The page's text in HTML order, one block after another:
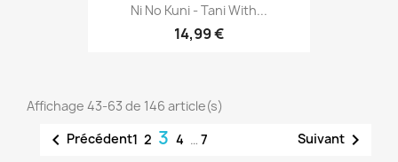
Ni No Kuni - Tani With...
14,99 €
Affichage 43-63 de 146 article(s)
 Précédent1 2 3 4 … 7 Suivant 